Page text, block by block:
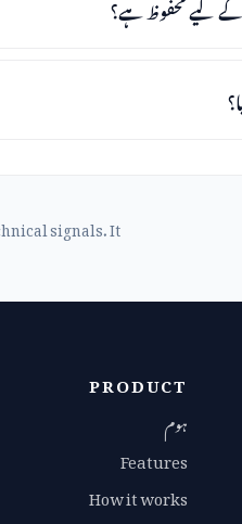
signals. It
PRODUCT
ہوم
Features
How it works